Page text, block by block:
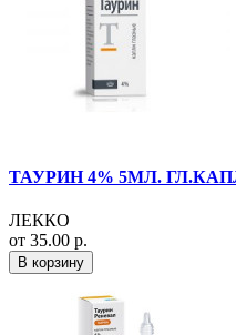
ТАУРИН 4% 5МЛ.
ЛЕККО
от 35.00 р.
В корзину